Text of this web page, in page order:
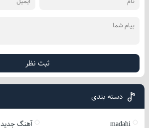
ثبت نظر
دسته بندی
madahi آهنگ جدید